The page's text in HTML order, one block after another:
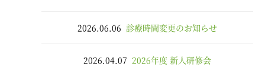
2026.06.06 診療時間変更のお知らせ
2026.04.07 2026年度 新人研修会